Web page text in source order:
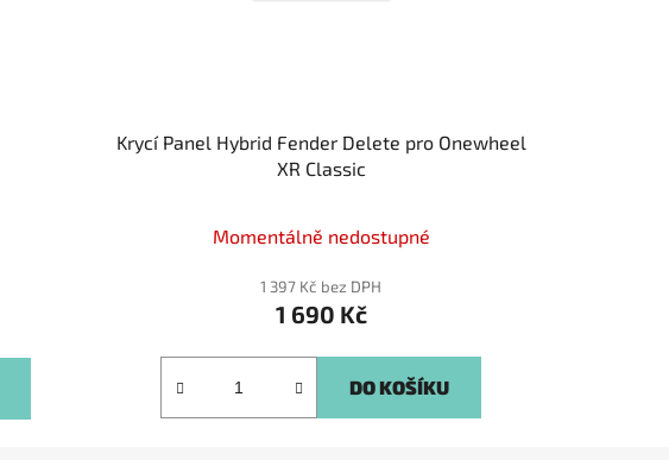
Krycí Panel Hybrid Fender Delete pro Onewheel
XR Classic
Momentálně nedostupné
1 397 Kč bez DPH
1 690 Kč
DO KOŠÍKU